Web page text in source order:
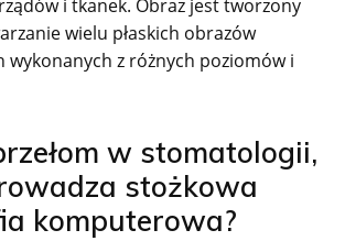
i tkanek. Obraz jest tworzony
wielu płaskich obrazów
wykonanych z różnych poziomów i
w stomatologii,
stożkowa
komputerowa?